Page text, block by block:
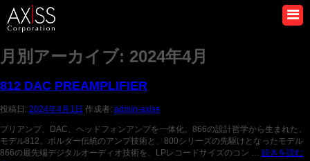
月別アーカイブ: 2024年4月
812 DAC PREAMPLIFIER
投稿日: 2024年4月1日 作成者: admin-axiss
プリアンプ、DAC、ヘッドフォンアンプを一体化。866の設計哲学から生まれた、
モデル812。ボルダー伝統のアンプ技術と、800シリーズの先駆けとなったモデル
866の最先端デジタルオーディオ技術を、LPレコードサイズのコン … 続きを読む